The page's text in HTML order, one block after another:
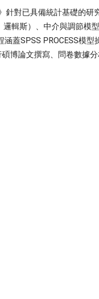
針對已具備統計基礎的
輯斯）、中介與調節模型
蓋SPSS PROCESS模
博論文撰寫、問卷數據